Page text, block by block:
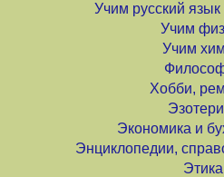
Учим русский язык
Учим
Учим
Хобби,
Экономика и
Энциклопедии,
Этика